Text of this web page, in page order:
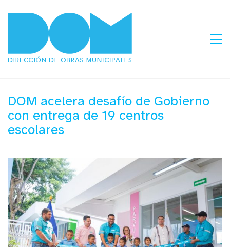
DOM acelera desafío de Gobierno
con entrega de 19 centros
escolares